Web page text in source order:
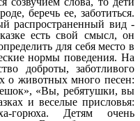
беречь ее, заботиться.
распространенный вид -
есть свой смысл, он
для себя место в
нормы поведения. На
доброты, заботливого
о животных много песен:
«Вы, ребятушки, вы
и веселые присловья:
горюха. Детям очень